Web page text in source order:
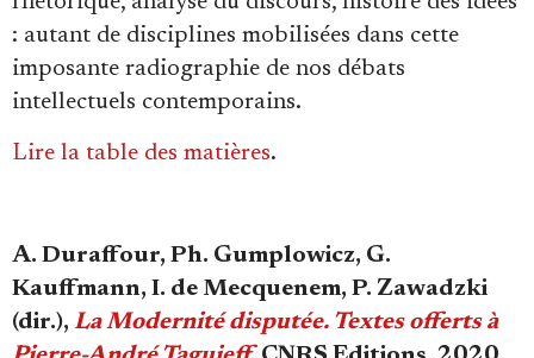
: autant de disciplines mobilisées dans cette
imposante radiographie de nos débats
intellectuels contemporains.
Lire la table des matières.
A. Duraffour, Ph. Gumplowicz, G.
Kauffmann, I. de Mecquenem, P. Zawadzki
(dir.), La Modernité disputée. Textes offerts à